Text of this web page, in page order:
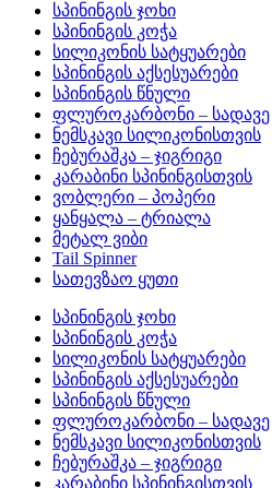
სპინინგის ჯოხი
სპინინგის კოჭა
სილიკონის სატყუარები
სპინინგის აქსესუარები
სპინინგის წნული
ფლუროკარბონი – სადავე
ნემსკავი სილიკონისთვის
ჩებურაშკა – ჯიგრიგი
კარაბინი სპინინგისთვის
ვობლერი – პოპერი
ყანყალა – ტრიალა
მეტალ ვიბი
Tail Spinner
სათევზაო ყუთი
სპინინგის ჯოხი
სპინინგის კოჭა
სილიკონის სატყუარები
სპინინგის აქსესუარები
სპინინგის წნული
ფლუროკარბონი – სადავე
ნემსკავი სილიკონისთვის
ჩებურაშკა – ჯიგრიგი
კარაბინი სპინინგისთვის